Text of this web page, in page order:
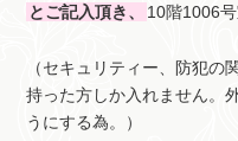
とご記入頂き、
10階1006
（セキュリティー、防犯の
持った方しか入れません。
うにする為。）